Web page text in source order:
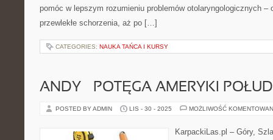
pomóc w lepszym rozumieniu problemów otolaryngologicznych
przewlekłe schorzenia, aż po […]
CATEGORIES: NAUKA TAŃCA I KURSY
ANDY – POTĘGA AMERYKI
POSTED BY ADMIN LIS - 30 - 2025 MOŻLIWOŚĆ
KarpackiLas.pl – Góry,